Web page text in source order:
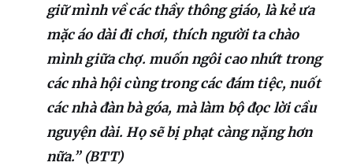
giữ mình về các thầy thông giáo, là kẻ ưa
mặc áo dài đi chơi, thích người ta chào
mình giữa chợ. muốn ngôi cao nhứt trong
các nhà hội cùng trong các đám tiệc, nuốt
các nhà đàn bà góa, mà làm bộ đọc lời cầu
nguyện dài. Họ sẽ bị phạt càng nặng hơn
nữa.” (BTT)